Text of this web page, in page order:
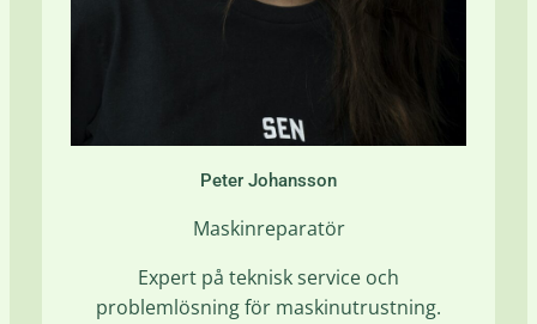
Peter Johansson
Maskinreparatör
Expert på teknisk service och
problemlösning för maskinutrustning.